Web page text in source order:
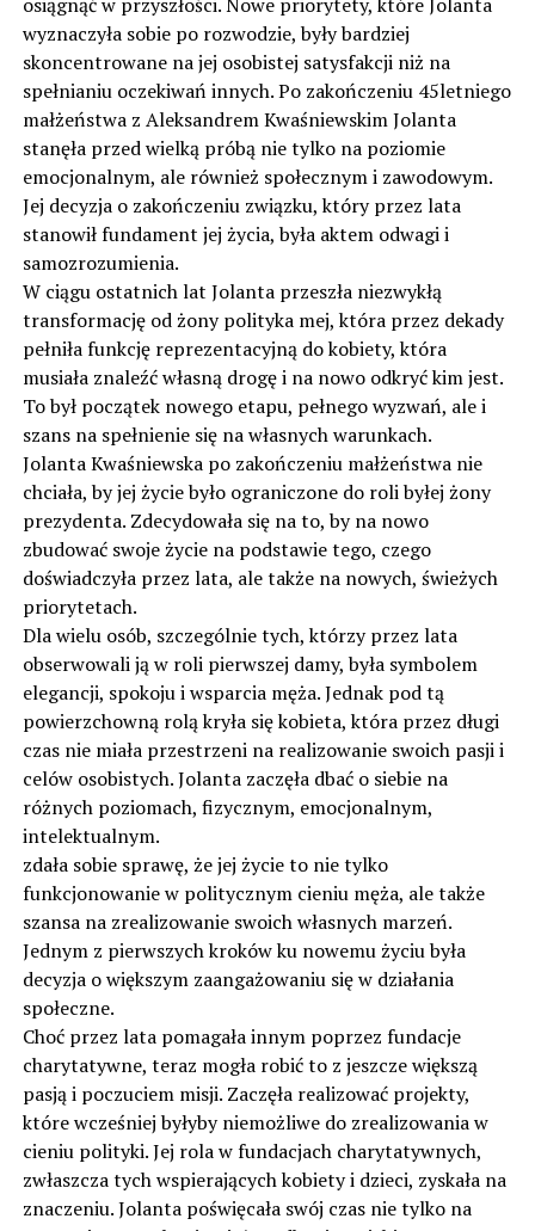
wyznaczyła sobie po rozwodzie, były bardziej
skoncentrowane na jej osobistej satysfakcji niż na
spełnianiu oczekiwań innych. Po zakończeniu 45letniego
małżeństwa z Aleksandrem Kwaśniewskim Jolanta
stanęła przed wielką próbą nie tylko na poziomie
emocjonalnym, ale również społecznym i zawodowym.
Jej decyzja o zakończeniu związku, który przez lata
stanowił fundament jej życia, była aktem odwagi i
samozrozumienia.
W ciągu ostatnich lat Jolanta przeszła niezwykłą
transformację od żony polityka mej, która przez dekady
pełniła funkcję reprezentacyjną do kobiety, która
musiała znaleźć własną drogę i na nowo odkryć kim jest.
To był początek nowego etapu, pełnego wyzwań, ale i
szans na spełnienie się na własnych warunkach.
Jolanta Kwaśniewska po zakończeniu małżeństwa nie
chciała, by jej życie było ograniczone do roli byłej żony
prezydenta. Zdecydowała się na to, by na nowo
zbudować swoje życie na podstawie tego, czego
doświadczyła przez lata, ale także na nowych, świeżych
priorytetach.
Dla wielu osób, szczególnie tych, którzy przez lata
obserwowali ją w roli pierwszej damy, była symbolem
elegancji, spokoju i wsparcia męża. Jednak pod tą
powierzchowną rolą kryła się kobieta, która przez długi
czas nie miała przestrzeni na realizowanie swoich pasji i
celów osobistych. Jolanta zaczęła dbać o siebie na
różnych poziomach, fizycznym, emocjonalnym,
intelektualnym.
zdała sobie sprawę, że jej życie to nie tylko
funkcjonowanie w politycznym cieniu męża, ale także
szansa na zrealizowanie swoich własnych marzeń.
Jednym z pierwszych kroków ku nowemu życiu była
decyzja o większym zaangażowaniu się w działania
społeczne.
Choć przez lata pomagała innym poprzez fundacje
charytatywne, teraz mogła robić to z jeszcze większą
pasją i poczuciem misji. Zaczęła realizować projekty,
które wcześniej byłyby niemożliwe do zrealizowania w
cieniu polityki. Jej rola w fundacjach charytatywnych,
zwłaszcza tych wspierających kobiety i dzieci, zyskała na
znaczeniu. Jolanta poświęcała swój czas nie tylko na